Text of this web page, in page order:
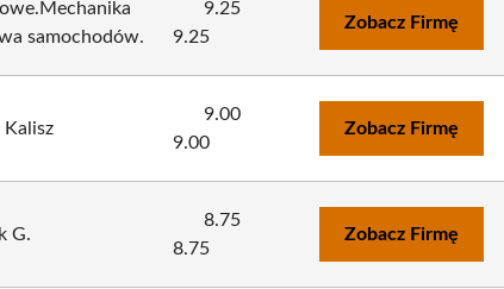
samochodów.
9.25
9.25
Zobacz Firmę
9.00
9.00
Zobacz Firmę
G.
8.75
8.75
Zobacz Firmę